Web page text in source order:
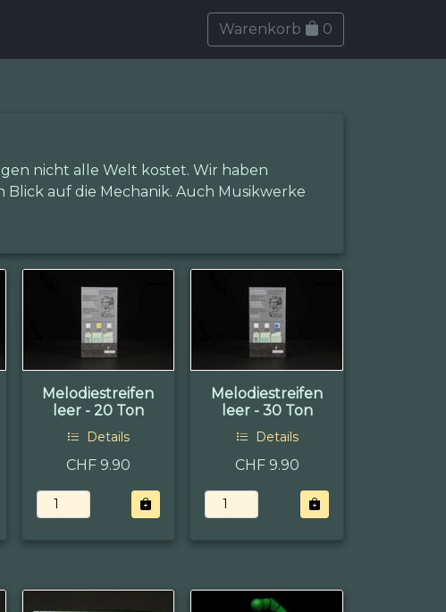
Warenkorb 0
nicht alle Welt kostet. Wir haben
auf die Mechanik. Auch Musikwerke
Melodiestreifen
leer - 20 Ton
Details
CHF 9.90
Melodiestreifen
leer - 30 Ton
Details
CHF 9.90